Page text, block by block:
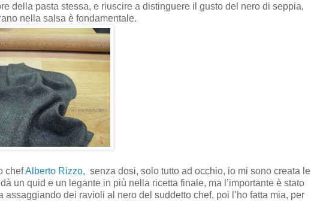
della pasta stessa, e riuscire a distinguere il gusto del nero di seppia,
nella salsa è fondamentale.
chefAlberto Rizzo, senza dosi, solo tutto ad occhio, io mi sono creata le
un quid e un legante in più nella ricetta finale, ma l’importante è stato
assaggiando dei ravioli al nero del suddetto chef, poi l’ho fatta mia, per